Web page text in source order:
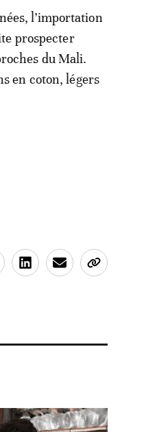
l’importation
prospecter
du Mali.
en coton, légers